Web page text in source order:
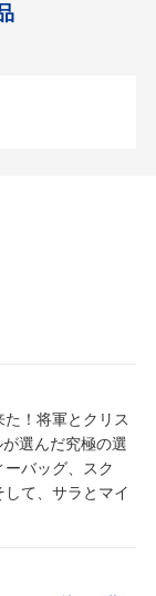
！将軍とクリス
選んだ究極の選
バッグ、スク
て、サラとマイ